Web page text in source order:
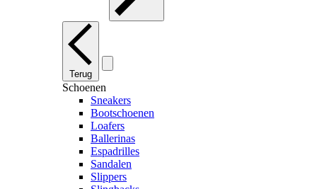
Terug
Schoenen
Sneakers
Bootschoenen
Loafers
Ballerinas
Espadrilles
Sandalen
Slippers